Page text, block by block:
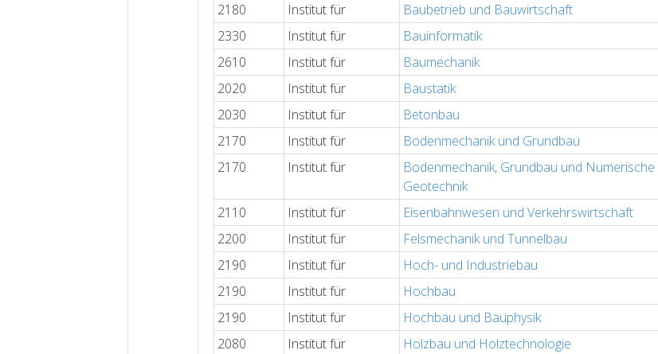
2180
Institut für Baubetrieb und Bauwirtschaft
2330
Institut für Bauinformatik
2610
Institut für Baumechanik
2020
Institut für Baustatik
2030
Institut für Betonbau
2170
Institut für Bodenmechanik und Grundbau
2170
Institut für
Bodenmechanik, Grundbau und Numerische
Geotechnik
2110 Institut für Eisenbahnwesen und Verkehrswirtschaft
2200
Institut für Felsmechanik und Tunnelbau
2190
Institut für Hoch- und Industriebau
2190
Institut für Hochbau
2190
Institut für Hochbau und Bauphysik
2080
Institut für Holzbau und Holztechnologie